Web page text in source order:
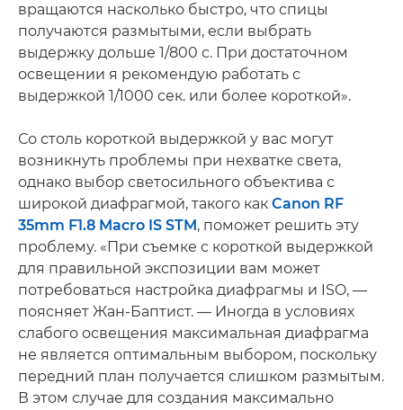
вращаются насколько быстро, что спицы
получаются размытыми, если выбрать
выдержку дольше 1/800 с. При достаточном
освещении я рекомендую работать с
выдержкой 1/1000 сек. или более короткой».
Со столь короткой выдержкой у вас могут
возникнуть проблемы при нехватке света,
однако выбор светосильного объектива с
широкой диафрагмой, такого как Canon RF
35mm F1.8 Macro IS STM, поможет решить эту
проблему. «При съемке с короткой выдержкой
для правильной экспозиции вам может
потребоваться настройка диафрагмы и ISO, —
поясняет Жан-Баптист. — Иногда в условиях
слабого освещения максимальная диафрагма
не является оптимальным выбором, поскольку
передний план получается слишком размытым.
В этом случае для создания максимально